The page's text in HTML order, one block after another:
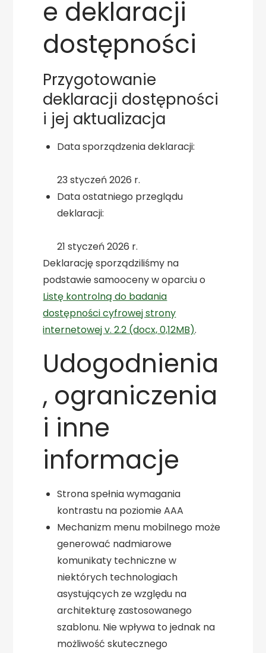
e deklaracji
dostępności
Przygotowanie
deklaracji dostępności
i jej aktualizacja
Data sporządzenia deklaracji:
23 styczeń 2026 r.
Data ostatniego przeglądu
deklaracji:
21 styczeń 2026 r.
Deklarację sporządziliśmy na
podstawie samooceny w oparciu o
Listę kontrolną do badania
dostępności cyfrowej strony
internetowej v. 2.2 (docx, 0,12MB).
Udogodnienia
, ograniczenia
i inne
informacje
Strona spełnia wymagania
kontrastu na poziomie AAA
Mechanizm menu mobilnego może
generować nadmiarowe
komunikaty techniczne w
niektórych technologiach
asystujących ze względu na
architekturę zastosowanego
szablonu. Nie wpływa to jednak na
możliwość skutecznego